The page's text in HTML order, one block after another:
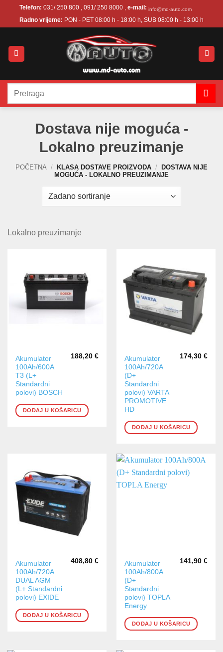
Telefon: 031/ 250 800 , 091/ 250 8000 , e-mail: info@md-auto.com
Radno vrijeme: PON - PET 08:00 h - 18:00 h, SUB 08:00 h - 13:00 h
Pretraži:
Dostava nije moguća -
Lokalno preuzimanje
POČETNA / KLASA DOSTAVE PROIZVODA /
DOSTAVA NIJE
MOGUĆA - LOKALNO PREUZIMANJE
Lokalno preuzimanje
Akumulator
100Ah/600A
T3 (L+
Standardni
polovi) BOSCH
188,20 €
DODAJ U KOŠARICU
Akumulator
100Ah/720A
(D+
Standardni
polovi) VARTA
PROMOTIVE
HD
174,30 €
DODAJ U KOŠARICU
Akumulator
100Ah/720A
DUAL AGM
(L+ Standardni
polovi) EXIDE
408,80 €
DODAJ U KOŠARICU
Akumulator
100Ah/800A
(D+
Standardni
polovi) TOPLA
Energy
141,90 €
DODAJ U KOŠARICU